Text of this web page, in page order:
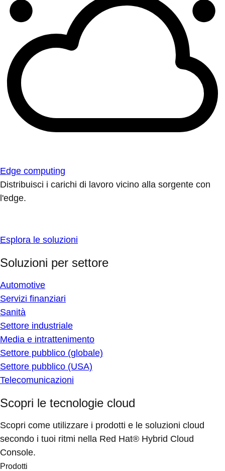
Edge computing
Distribuisci i carichi di lavoro vicino alla sorgente con
l'edge.
Esplora le soluzioni
Soluzioni per settore
Automotive
Servizi finanziari
Sanità
Settore industriale
Media e intrattenimento
Settore pubblico (globale)
Settore pubblico (USA)
Telecomunicazioni
Scopri le tecnologie cloud
Scopri come utilizzare i prodotti e le soluzioni cloud
secondo i tuoi ritmi nella Red Hat® Hybrid Cloud
Console.
Prodotti